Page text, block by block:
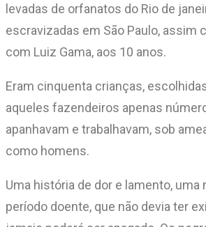
levadas de orfanatos do Rio de
escravizadas em São Paulo, assim
com Luiz Gama, aos 10 anos.
Eram cinquenta crianças,
aqueles fazendeiros apenas
apanhavam e trabalhavam, sob
como homens.
Uma história de dor e lamento, uma
período doente, que não devia ter